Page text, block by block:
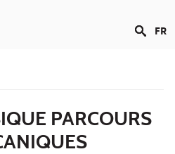
FR
PARCOURS